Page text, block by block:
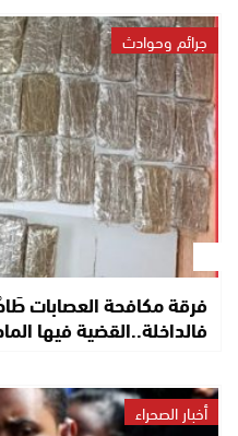
جرائم وحوادث
فالداخلة..القضية فيها
أخبار الصحراء